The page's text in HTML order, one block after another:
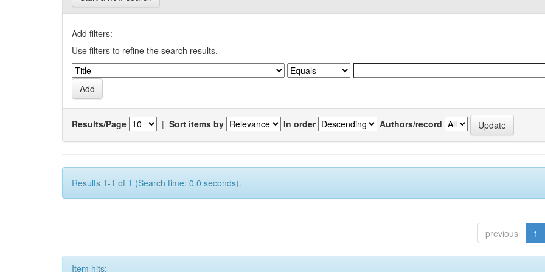
Add filters:
Use filters to refine the search results.
Results/Page | Sort items by In order Authors/record
Results 1-1 of 1 (Search time: 0.0 seconds).
previous 1
Item hits: